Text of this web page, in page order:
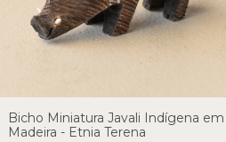
Bicho Miniatura Javali Indígena em
Madeira - Etnia Terena